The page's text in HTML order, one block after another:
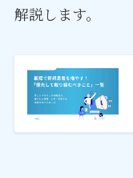
解説します。